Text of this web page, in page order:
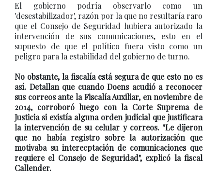
El gobierno podría observarlo como un
'desestabilizador', razón por la que no resultaría raro
que el Consejo de Seguridad hubiera autorizado la
intervención de sus comunicaciones, esto en el
supuesto de que el político fuera visto como un
peligro para la estabilidad del gobierno de turno.
No obstante, la fiscalía está segura de que esto no es
así. Detallan que cuando Doens acudió a reconocer
sus correos ante la Fiscalía Auxiliar, en noviembre de
2014, corroboró luego con la Corte Suprema de
Justicia si existía alguna orden judicial que justificara
la intervención de su celular y correos. "Le dijeron
que no había registro sobre la autorización que
motivaba su interecptación de comunicaciones que
requiere el Consejo de Seguridad", explicó la fiscal
Callender.